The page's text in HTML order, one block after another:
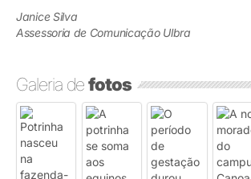
Janice Silva
Assessoria de Comunicação Ulbra
Galeria defotos